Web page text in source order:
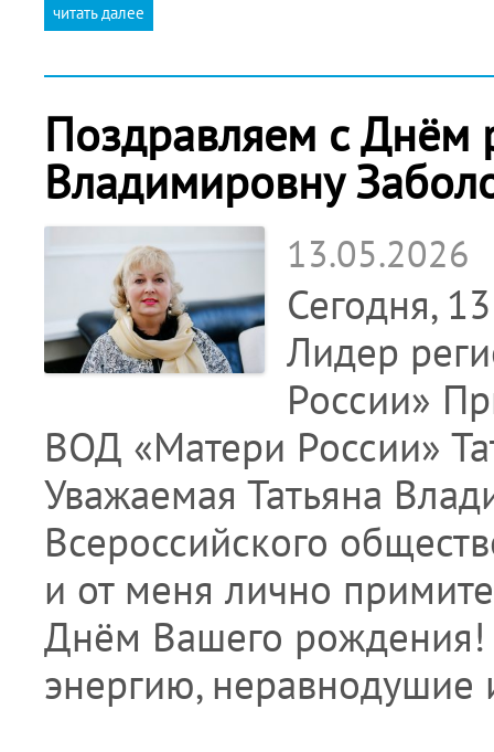
читать далее
Поздравляем с Днём
Владимировну
13.05.2026
Сегодня,
Лидер
России»
ВОД «Матери России»
Уважаемая Татьяна
Всероссийского
и от меня лично
Днём Вашего
энергию,